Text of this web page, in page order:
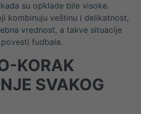
su opklade bile visoke.
kombinuju veštinu i delikatnost,
vrednost, a takve situacije
fudbala.
KORAK
SVAKOG